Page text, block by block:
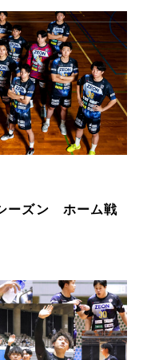
ーズン ホーム戦